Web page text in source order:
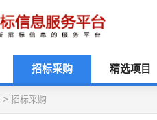
招标采购 精选项目
> 招标采购